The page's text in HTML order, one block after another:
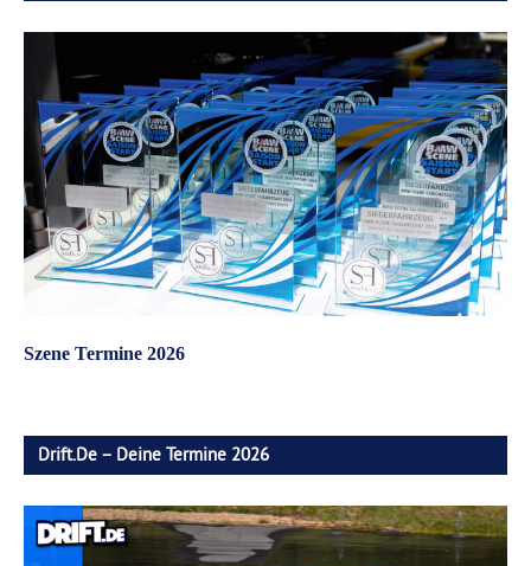
Szene Termine 2026
Drift.de – Deine Termine 2026